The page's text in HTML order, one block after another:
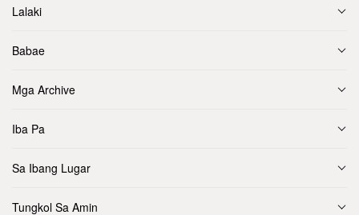
Lalaki
Babae
Mga Archive
Iba Pa
Sa Ibang Lugar
Tungkol Sa Amin